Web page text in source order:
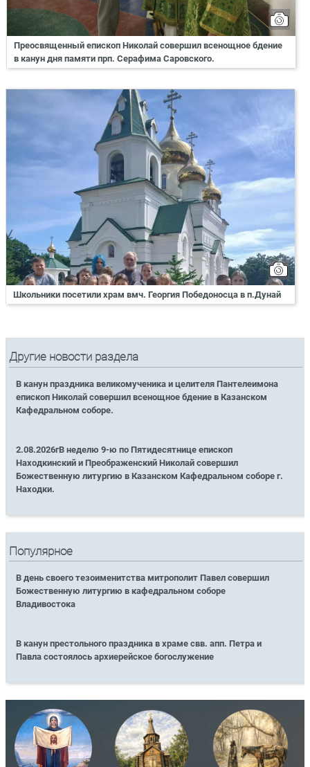
Преосвященный епископ Николай совершил всенощное бдение
в канун дня памяти прп. Серафима Саровского.
Школьники посетили храм вмч. Георгия Победоносца в п.Дунай
Другие новости раздела
В канун праздника великомученика и целителя Пантелеимона
епископ Николай совершил всенощное бдение в Казанском
Кафедральном соборе.
2.08.2026гВ неделю 9-ю по Пятидесятнице епископ
Находкинский и Преображенский Николай совершил
Божественную литургию в Казанском Кафедральном соборе г.
Находки.
Популярное
В день своего тезоименитства митрополит Павел совершил
Божественную литургию в кафедральном соборе
Владивостока
В канун престольного праздника в храме свв. апп. Петра и
Павла состоялось архиерейское богослужение